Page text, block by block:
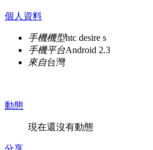
個人資料
手機機型htc desire s
手機平台Android 2.3
來自台灣
動態
現在還沒有動態